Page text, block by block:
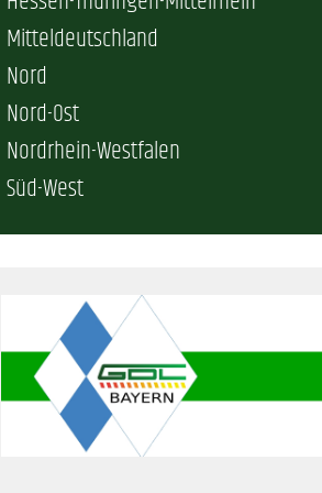
(DB AG)
nur Plus (DB AG)
Mitteldeutschland
Nord
Nord-Ost
Nordrhein-Westfalen
Süd-West